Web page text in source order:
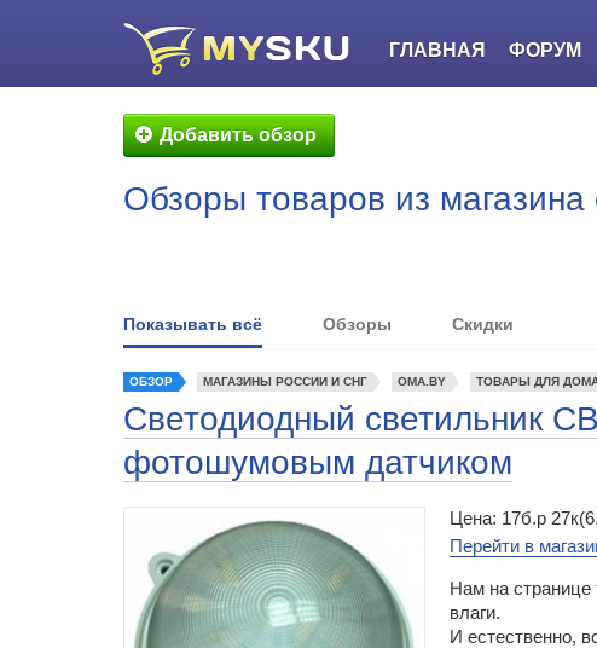
ГЛАВНАЯ ФОРУМ
Добавить обзор
Обзоры товаров из магазина
Показывать всё Обзоры Скидки
ОБЗОР МАГАЗИНЫ РОССИИ И СНГ OMA.BY ТОВАРЫ ДЛЯ
Светодиодный светильник
фотошумовым датчиком
Цена: 17б.р
Перейти в
Нам на странице
влаги.
И естественно,